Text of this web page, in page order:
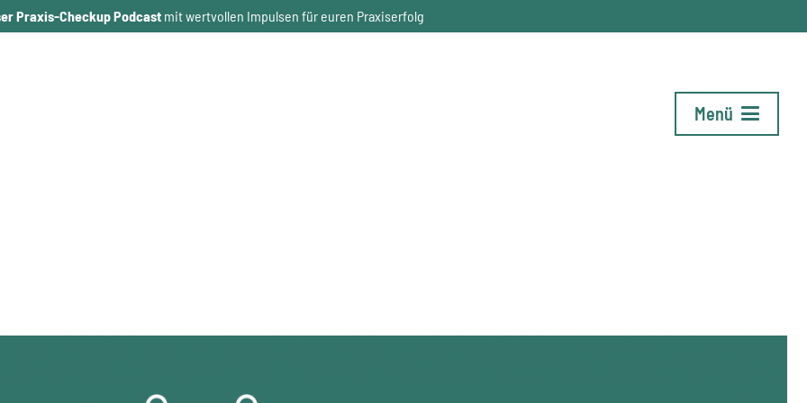
Praxis-Checkup Podcast mit wertvollen Impulsen für euren Praxiserfolg
Menü